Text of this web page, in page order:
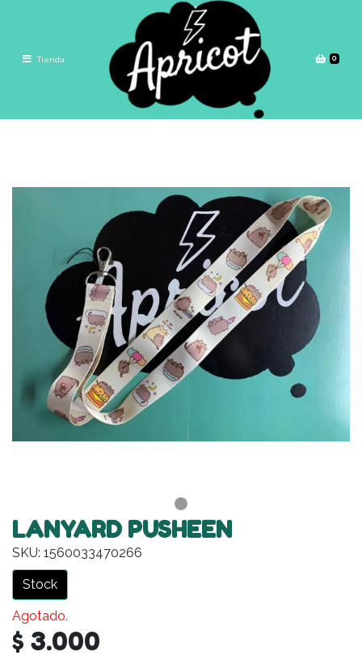
Tienda 0
LANYARD PUSHEEN
SKU: 1560033470266
Stock
Agotado.
$ 3.000